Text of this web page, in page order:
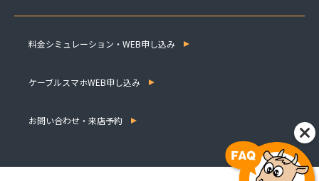
料金シミュレーション・WEB申し込み
ケーブルスマホWEB申し込み
お問い合わせ・来店予約